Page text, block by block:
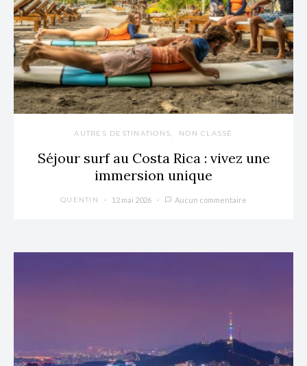
AUTRES DESTINATIONS NON CLASSÉ
Séjour surf au Costa Rica : vivez une
immersion unique
QUENTIN 12 mai 2026 Aucun commentaire